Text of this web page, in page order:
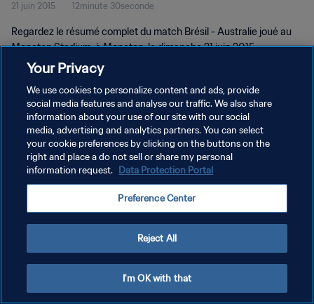
vidéo complet
21 juin 2015 12minute 30seconde
Regardez le résumé complet du match Brésil - Australie joué au
Moncton Stadium, à Moncton, le dimanche 21 juin 2015.
POLITIQUE DE CONFIDENTIALITÉ
CONDITIONS D'UTILISATION
GÉRER VOS PRÉFÉRENCES SUR LES COOKIES
Your Privacy
We use cookies to personalize content and ads, provide
social media features and analyse our traffic. We also share
information about your use of our site with our social
media, advertising and analytics partners. You can select
your cookie preferences by clicking on the buttons on the
right and place a do not sell or share my personal
information request. Data Protection Portal
Preference Center
Reject All
I'm OK with that